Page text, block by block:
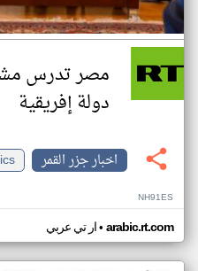
مصر تدرس
دولة إفريقية
اخبار جزر القمر
NH91ES
ار تي عربي• arabic.rt.com